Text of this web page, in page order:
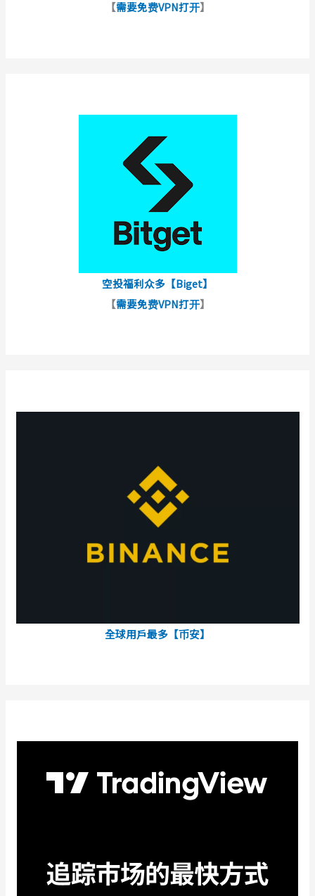
【需要免费VPN打开】
空投福利众多【Biget】
【需要免费VPN打开】
全球用戶最多【币安】